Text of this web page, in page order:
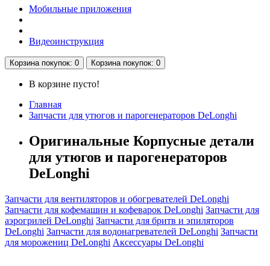
Мобильные приложения
Видеоинструкция
Корзинапокупок: 0 Корзинапокупок: 0
В корзине пусто!
Главная
Запчасти для утюгов и парогенераторов DeLonghi
Оригинальные Корпусные детали
для утюгов и парогенераторов
DeLonghi
Запчасти для вентиляторов и обогревателей DeLonghi
Запчасти для кофемашин и кофеварок DeLonghi Запчасти для
аэрогрилей DeLonghi Запчасти для бритв и эпиляторов
DeLonghi Запчасти для водонагревателей DeLonghi Запчасти
для морожениц DeLonghi Аксессуары DeLonghi